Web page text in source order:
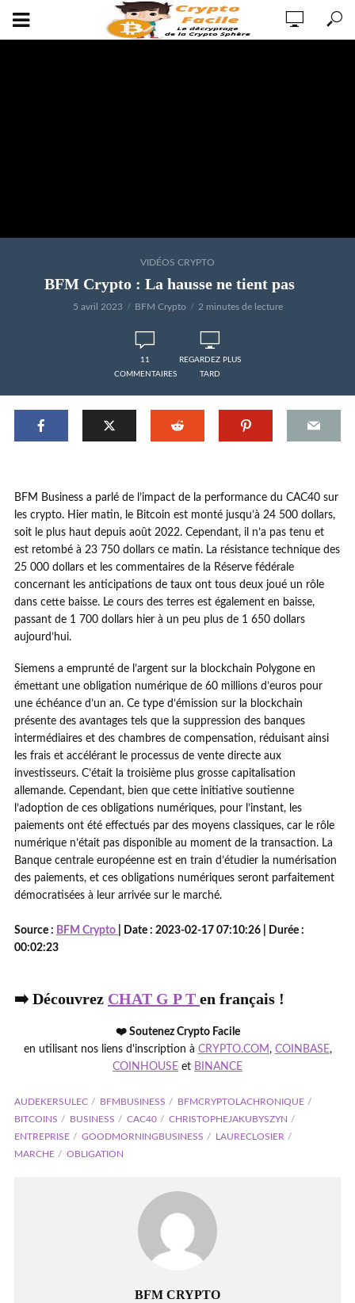
VIDÉOS CRYPTO
BFM Crypto : La hausse ne tient pas
5 avril 2023 BFM Crypto 2 minutes de lecture
11
COMMENTAIRES
REGARDEZ PLUS
TARD
BFM Business a parlé de l’impact de la performance du CAC40 sur
les crypto. Hier matin, le Bitcoin est monté jusqu’à 24 500 dollars,
soit le plus haut depuis août 2022. Cependant, il n’a pas tenu et
est retombé à 23 750 dollars ce matin. La résistance technique des
25 000 dollars et les commentaires de la Réserve fédérale
concernant les anticipations de taux ont tous deux joué un rôle
dans cette baisse. Le cours des terres est également en baisse,
passant de 1 700 dollars hier à un peu plus de 1 650 dollars
aujourd’hui.
Siemens a emprunté de l’argent sur la blockchain Polygone en
émettant une obligation numérique de 60 millions d’euros pour
une échéance d’un an. Ce type d’émission sur la blockchain
présente des avantages tels que la suppression des banques
intermédiaires et des chambres de compensation, réduisant ainsi
les frais et accélérant le processus de vente directe aux
investisseurs. C’était la troisième plus grosse capitalisation
allemande. Cependant, bien que cette initiative soutienne
l’adoption de ces obligations numériques, pour l’instant, les
paiements ont été effectués par des moyens classiques, car le rôle
numérique n’était pas disponible au moment de la transaction. La
Banque centrale européenne est en train d’étudier la numérisation
des paiements, et ces obligations numériques seront parfaitement
démocratisées à leur arrivée sur le marché.
Source : BFM Crypto
| Date : 2023-02-17 07:10:26 | Durée :
00:02:23
➡️ Découvrez CHAT G P T en français !
❤️ Soutenez Crypto Facile
en utilisant nos liens d'inscription à CRYPTO.COM, COINBASE,
COINHOUSE et BINANCE
AUDEKERSULEC BFMBUSINESS
BFMCRYPTOLACHRONIQUE
BITCOINS
BUSINESS CAC40
CHRISTOPHEJAKUBYSZYN
ENTREPRISE
GOODMORNINGBUSINESS
LAURECLOSIER
MARCHE
OBLIGATION
BFM CRYPTO